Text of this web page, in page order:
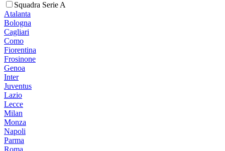
Squadra Serie A
Atalanta
Bologna
Cagliari
Como
Fiorentina
Frosinone
Genoa
Inter
Juventus
Lazio
Lecce
Milan
Monza
Napoli
Parma